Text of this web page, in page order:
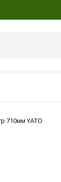
710мм YATO